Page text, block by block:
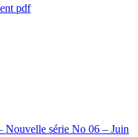
pdf
série No 06 – Juin